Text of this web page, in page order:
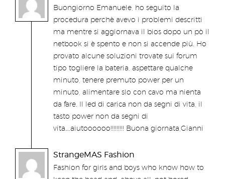
Buongiorno Emanuele, ho seguito la
procedura perchè avevo i problemi descritti
ma mentre si aggiornava il bios dopo un pò il
netbook si è spento e non si accende più. Ho
provato alcune soluzioni trovate sui forum
tipo togliere la bateria, aspettare qualche
minuto, tenere premuto power per un
minuto, alimentare slo con cavo ma nienta
da fare. Il led di carica non da segni di vita, il
tasto power non da segni di
vita….aiutoooooo!!!!!!!!! Buona giornata,Gianni
StrangeMAS Fashion
Fashion for girls and boys who know how to